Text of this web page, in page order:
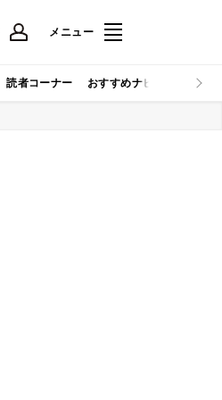
メニュー
読者コーナー おすすめナビ マイナビ